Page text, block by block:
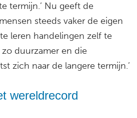
termijn.’ Nu geeft de
mensen steeds vaker de eigen
leren handelingen zelf te
duurzamer en die
zich naar de langere termijn.’
wereldrecord